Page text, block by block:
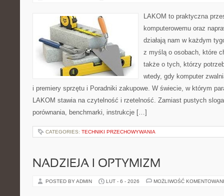
LAKOM to praktyczna
komputerowemu oraz
działają nam w każdym
z myślą o osobach, które
także o tych, którzy
wtedy, gdy komputer
i premiery sprzętu i Poradniki zakupowe. W świecie, w którym
LAKOM stawia na czytelność i rzetelność. Zamiast pustych
porównania, benchmarki, instrukcje […]
CATEGORIES: TECHNIKI PRZECHOWYWANIA
NADZIEJA I OPTYMIZM
POSTED BY ADMIN LUT - 6 - 2026 MOŻLIWOŚĆ